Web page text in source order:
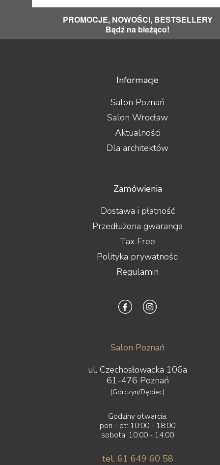
PROMOCJE, NOWOŚCI, BESTSELLERY
Bądź na bieżąco!
Informacje
Salon Poznań
Salon Wrocław
Aktualności
Dla architektów
Zamówienia
Dostawa i płatność
Przedłużona gwarancja
Tax Free
Polityka prywatności
Regulamin
Salon Poznań
ul. Czechosłowacka 106a
61-476 Poznań
(Górczyn/Dębiec)
Godziny otwarcia:
pon - pt: 10:00 - 18:00
sobota: 10:00 - 14:00
tel. 61 649 60 58